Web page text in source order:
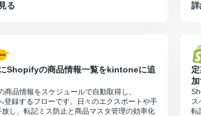
る
Shopifyの商品情報一覧をkintoneに追
商品情報をスケジュールで自動取得し、
登録するフローです。日々のエクスポートや手
放し、転記ミス防止と商品マスタ管理の効率化
ス
転